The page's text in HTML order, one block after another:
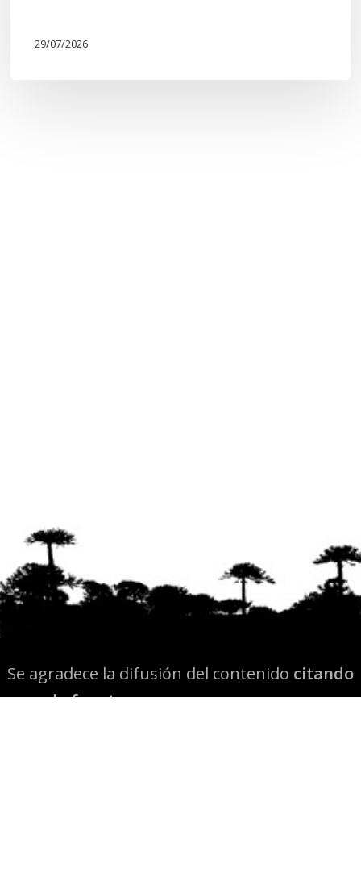
29/07/2026
Se agradece la difusión del contenido citando
la fuente www.mapuexpress.org